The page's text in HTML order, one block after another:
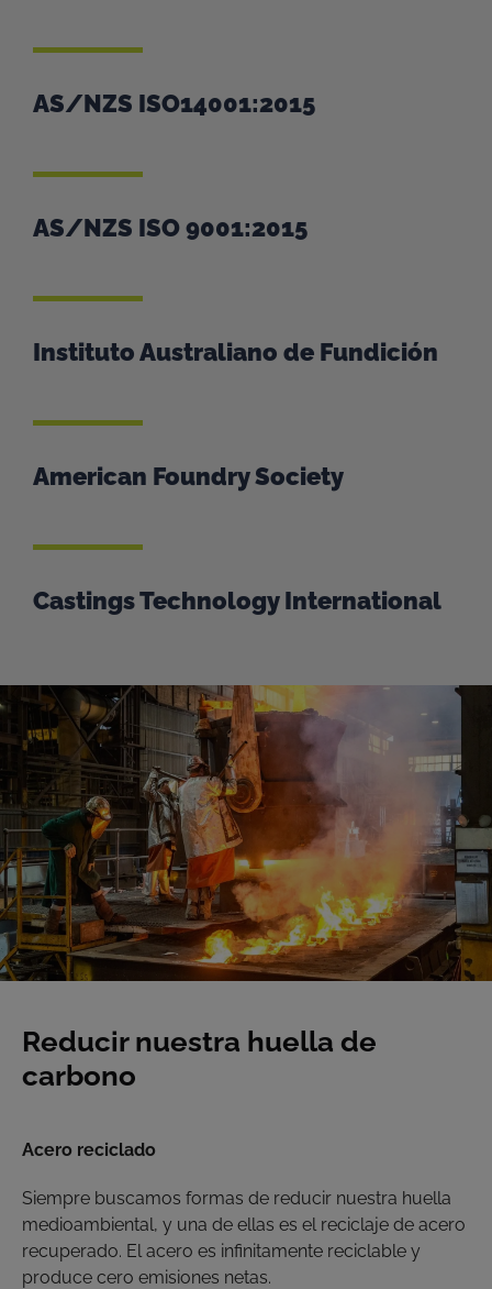
AS/NZS ISO14001:2015
AS/NZS ISO 9001:2015
Instituto Australiano de Fundición
American Foundry Society
Castings Technology International
Reducir nuestra huella de
carbono
Acero reciclado
Siempre buscamos formas de reducir nuestra huella
medioambiental, y una de ellas es el reciclaje de acero
recuperado. El acero es infinitamente reciclable y
produce cero emisiones netas.